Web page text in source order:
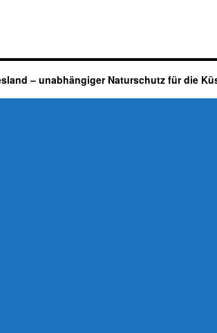
– unabhängiger Naturschutz für die